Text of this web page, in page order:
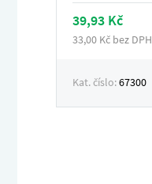
39,93 Kč
33,00 Kč bez DPH
Kat. číslo:67300